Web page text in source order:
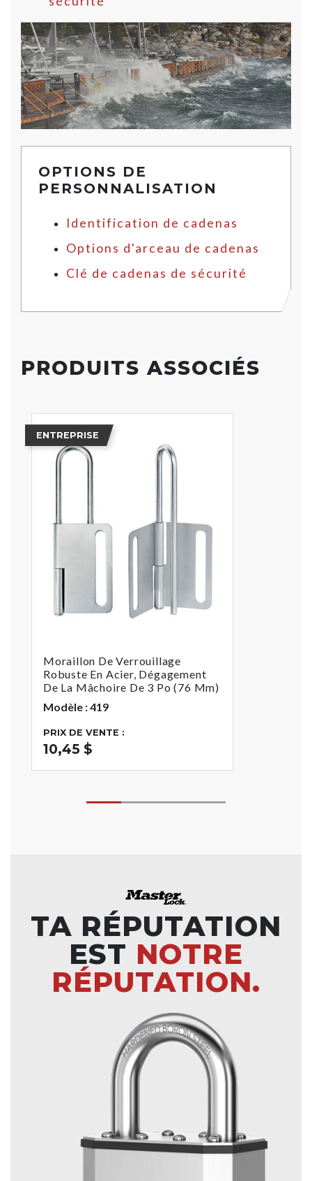
OPTIONS DE
PERSONNALISATION
Identification de cadenas
Options d'arceau de cadenas
Clé de cadenas de sécurité
PRODUITS ASSOCIÉS
ENTREPRISE
Moraillon De Verrouillage
Robuste En Acier, Dégagement
De La Mâchoire De 3 Po (76 Mm)
Modèle : 419
PRIX DE VENTE :
10,45 $
TA RÉPUTATION
EST NOTRE
RÉPUTATION.